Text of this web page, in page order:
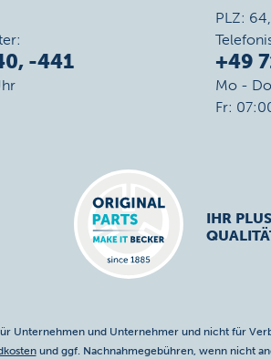
-441
PLZ:
+49
Mo -
Fr:
IHR
Unternehmen und Unternehmer und nicht für
und ggf. Nachnahmegebühren, wenn nicht